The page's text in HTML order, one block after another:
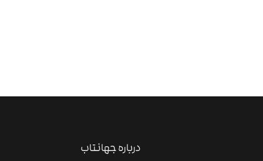
درباره جهانتاب